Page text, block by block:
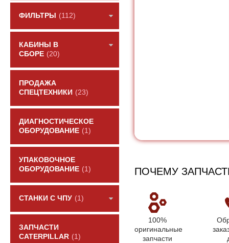
ФИЛЬТРЫ (112)
КАБИНЫ В
СБОРЕ (20)
ПРОДАЖА
СПЕЦТЕХНИКИ (23)
ДИАГНОСТИЧЕСКОЕ
ОБОРУДОВАНИЕ (1)
УПАКОВОЧНОЕ
ОБОРУДОВАНИЕ (1)
СТАНКИ С ЧПУ (1)
ЗАПЧАСТИ
CATERPILLAR (1)
ПОЧЕМУ
100%
оригинальные
запчасти